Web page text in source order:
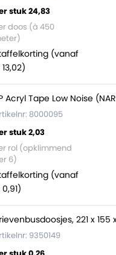
stuk 24,83
doos (à 450
(vanaf
Acryl Tape Low Noise
8000095
stuk 2,03
rol (opklimmend
6)
(vanaf
221 x
9350149